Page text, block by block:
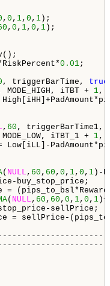
, 0 , 1, 0 , 1 );
, 0 , 1, 0 , 1 );
0.01;
, triggerBarTime, true
MODE_HIGH, iTBT + 1,
, 60 , triggerBarTime1,
iTBT_1 + 1,
( NULL , 60 , 60 , 0 , 1, 0 , 1 )-
=
( NULL , 60 , 60 , 0 , 1, 0 , 1
= sellPrice-